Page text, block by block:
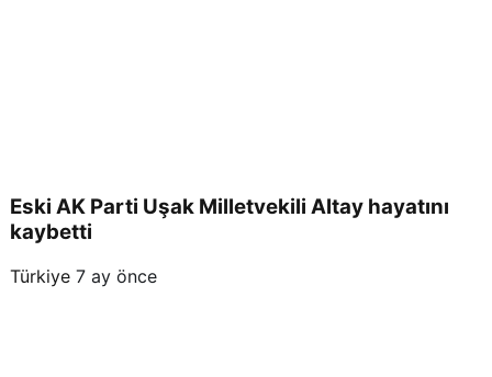
Eski AK Parti Uşak Milletvekili Altay hayatını
kaybetti
Türkiye 7 ay önce